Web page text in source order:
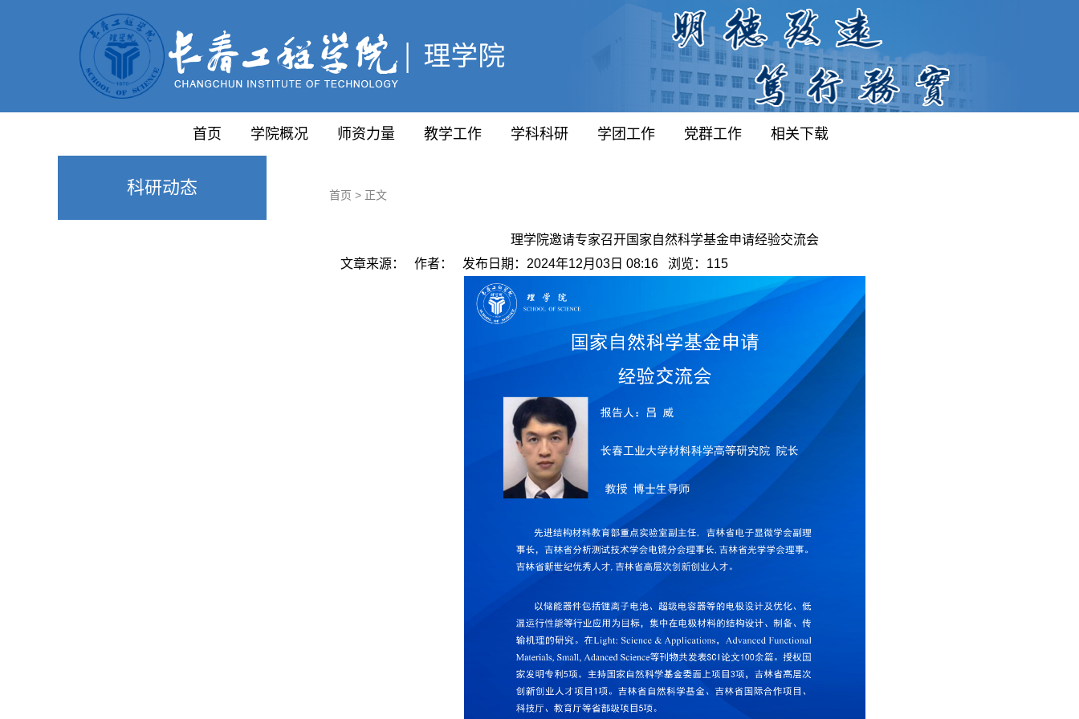
首页 学院概况 师资力量 教学工作 学科科研 学团工作 党群工作 相关下载
科研动态 首页 > 正文
理学院邀请专家召开国家自然科学基金申请经验交流会
文章来源： 作者： 发布日期：2024年12月03日 08:16 浏览： 115